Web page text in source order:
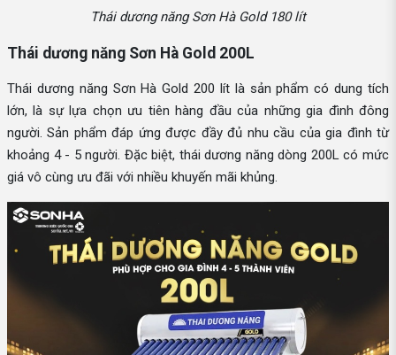
Thái dương năng Sơn Hà Gold 180 lít
Thái dương năng Sơn Hà Gold 200L
Thái dương năng Sơn Hà Gold 200 lít là sản phẩm có dung tích
lớn, là sự lựa chọn ưu tiên hàng đầu của những gia đình đông
người. Sản phẩm đáp ứng được đầy đủ nhu cầu của gia đình từ
khoảng 4 - 5 người. Đặc biệt, thái dương năng dòng 200L có mức
giá vô cùng ưu đãi với nhiều khuyến mãi khủng.